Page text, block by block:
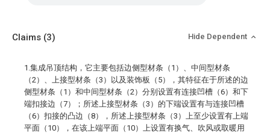
Claims (3) Hide Dependent
1.集成吊顶结构，它主要包括边侧型材条（1）、中间型材条
（2）、上接型材条（3）以及装饰板（5），其特征在于所述的边
侧型材条（1）和中间型材条（2）分别设置有连接凹槽（6）和下
端扣接边（7）；所述上接型材条（3）的下端设置有与连接凹槽
（6）扣接的凸边（8），所述上接型材条（3）上至少设置有上端
平面（10），在该上端平面（10）上设置有换气、吹风或取暖用